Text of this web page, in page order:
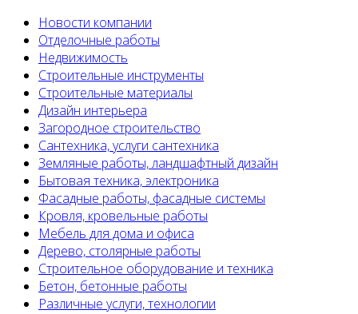
Новости компании
Отделочные работы
Недвижимость
Строительные инструменты
Строительные материалы
Дизайн интерьера
Загородное строительство
Сантехника, услуги сантехника
Земляные работы, ландшафтный дизайн
Бытовая техника, электроника
Фасадные работы, фасадные системы
Кровля, кровельные работы
Мебель для дома и офиса
Дерево, столярные работы
Строительное оборудование и техника
Бетон, бетонные работы
Различные услуги, технологии